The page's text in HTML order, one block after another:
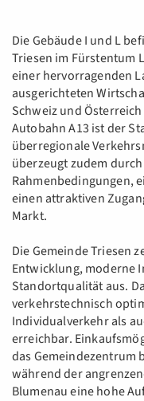
Die Gebäude I und L
Triesen im Fürstentum
einer hervorragenden
ausgerichteten
Schweiz und
Autobahn A13 ist der
überregionale
überzeugt zudem
Rahmenbedingungen,
einen attraktiven
Markt.
Die Gemeinde Triesen
Entwicklung, moderne
Standortqualität aus.
verkehrstechnisch
Individualverkehr als
erreichbar.
das Gemeindezentrum
während der
Blumenau eine hohe